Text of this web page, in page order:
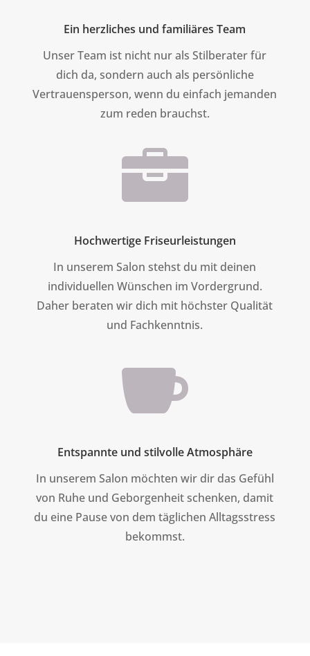
Ein herzliches und familiäres Team
Unser Team ist nicht nur als Stilberater für
dich da, sondern auch als persönliche
Vertrauensperson, wenn du einfach jemanden
zum reden brauchst.

Hochwertige Friseurleistungen
In unserem Salon stehst du mit deinen
individuellen Wünschen im Vordergrund.
Daher beraten wir dich mit höchster Qualität
und Fachkenntnis.

Entspannte und stilvolle Atmosphäre
In unserem Salon möchten wir dir das Gefühl
von Ruhe und Geborgenheit schenken, damit
du eine Pause von dem täglichen Alltagsstress
bekommst.